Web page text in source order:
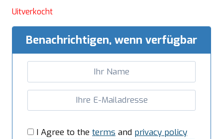
Uitverkocht
Benachrichtigen, wenn verfügbar
I Agree to the terms and privacy policy